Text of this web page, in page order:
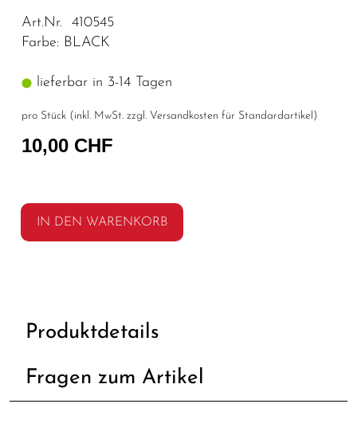
Art.Nr. 410545
Farbe: BLACK
lieferbar in 3-14 Tagen
pro Stück (inkl. MwSt. zzgl. Versandkosten für Standardartikel )
10,00 CHF
IN DEN WARENKORB
Produktdetails
Fragen zum Artikel